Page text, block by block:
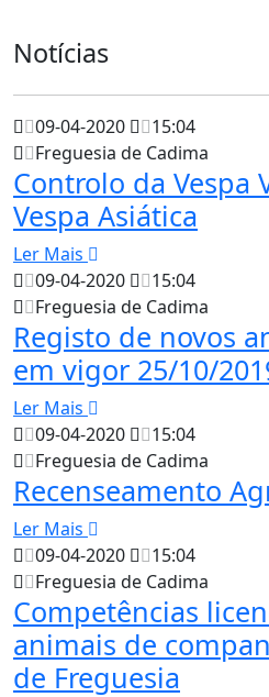
Notícias
09-04-2020
15:04
Freguesia de Cadima
Controlo da Vespa
Vespa Asiática
Ler Mais
09-04-2020
15:04
Freguesia de Cadima
Registo de novos
em vigor 25/10/
Ler Mais
09-04-2020
15:04
Freguesia de Cadima
Recenseamento
Ler Mais
09-04-2020
15:04
Freguesia de Cadima
Competências
animais de
de Freguesia